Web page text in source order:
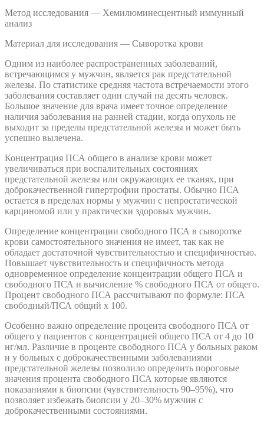
Метод исследования — Хемилюминесцентный иммунный
анализ
Материал для исследования — Сыворотка крови
Одним из наиболее распространенных заболеваний,
встречающимся у мужчин, является рак предстательной
железы. По статистике средняя частота встречаемости этого
заболевания составляет один случай на десять человек.
Большое значение для врача имеет точное определение
наличия заболевания на ранней стадии, когда опухоль не
выходит за пределы предстательной железы и может быть
успешно вылечена.
Концентрация ПСА общего в анализе крови может
увеличиваться при воспалительных состояниях
предстательной железы или окружающих ее тканях, при
доброкачественной гипертрофии простаты. Обычно ПСА
остается в пределах нормы у мужчин с непростатической
карциномой или у практически здоровых мужчин.
Определение концентрации свободного ПСА в сыворотке
крови самостоятельного значения не имеет, так как не
обладает достаточной чувствительностью и специфичностью.
Повышает чувствительность и специфичность метода
одновременное определение концентрации общего ПСА и
свободного ПСА и вычисление % свободного ПСА от общего.
Процент свободного ПСА рассчитывают по формуле: ПСА
свободный/ПСА общий х 100.
Особенно важно определение процента свободного ПСА от
общего у пациентов с концентрацией общего ПСА от 4 до 10
нг/мл. Различие в проценте свободного ПСА у больных раком
и у больных с доброкачественными заболеваниями
предстательной железы позволило определить пороговые
значения процента свободного ПСА которые являются
показаниями к биопсии (чувствительность 90–95%), что
позволяет избежать биопсии у 20–30% мужчин с
доброкачественными состояниями.